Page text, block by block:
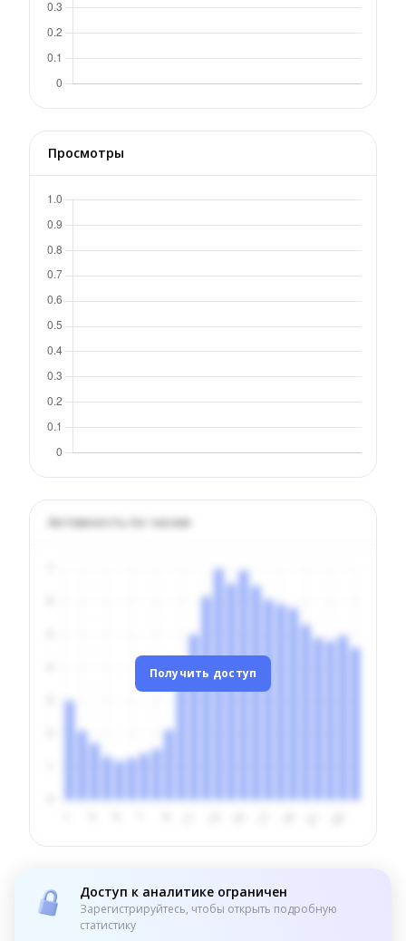
Просмотры
Активность по часам
Получить доступ
Доступ к аналитике ограничен
Зарегистрируйтесь, чтобы открыть подробную
статистику